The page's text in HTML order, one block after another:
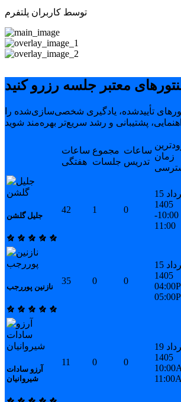
توسط کاربران پلتفرم
معتبر جلسه رزرو کنید
تأییدشده، یادگیری شخصی‌سازی‌شده را
پشتیبانی و رشد سریع‌تر بهره‌مند شوید
ساعات
هفتگی
مجموع
جلسات
ساعات
تدریس
زمان
جلیل گلشن
42 1 0
15 مرداد
1405
10:00-
11:00
نازنین پوررجب
35 0 0
15 مرداد
1405
04:00PM-
آرزو سادات
شیروانیان
11 0 0
19 مرداد
1405
10:00AM-